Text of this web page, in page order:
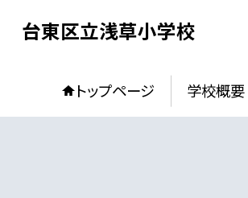
台東区立浅草小学校
トップページ 学校概要